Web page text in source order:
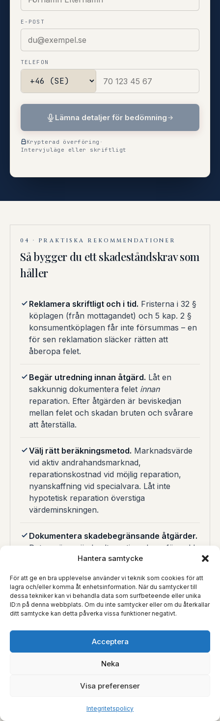
Hantera samtycke
För att ge en bra upplevelse använder vi teknik som cookies för att
lagra och/eller komma åt enhetsinformation. När du samtycker till
dessa tekniker kan vi behandla data som surfbeteende eller unika
ID:n på denna webbplats. Om du inte samtycker eller om du återkallar
ditt samtycke kan detta påverka vissa funktioner negativt.
Acceptera
Neka
Visa preferenser
Integritetspolicy
E-POST
TELEFON
Lämna detaljer för bedömning
Krypterad överföring ·
Intervjuläge eller skriftligt
04 · PRAKTISKA REKOMMENDATIONER
Så bygger du ett skadeståndskrav som
håller
Reklamera skriftligt och i tid. Fristerna i 32 §
köplagen (från mottagandet) och 5 kap. 2 §
konsumentköplagen får inte försummas – en
för sen reklamation släcker rätten att
åberopa felet.
Begär utredning innan åtgärd. Låt en
sakkunnig dokumentera felet innan
reparation. Efter åtgärden är beviskedjan
mellan felet och skadan bruten och svårare
att återställa.
Välj rätt beräkningsmetod. Marknadsvärde
vid aktiv andrahandsmarknad,
reparationskostnad vid möjlig reparation,
nyanskaffning vid specialvara. Låt inte
hypotetisk reparation överstiga
värdeminskningen.
Dokumentera skadebegränsande åtgärder.
Datum, övervägda alternativ och varför vald
åtgärd var skälig. Skadebegränsningsplikten
dokumenterade åtgärder stärker kravet.
Bygg en kausalkedja för varje post.
→ följd → kostnad. Avlägsna eller
självförvållade följder lyfts ur beräkningen.
Hem-, företags- och bilförsäkringar täcker
på 150 000 kr förhandlas bättre än ett